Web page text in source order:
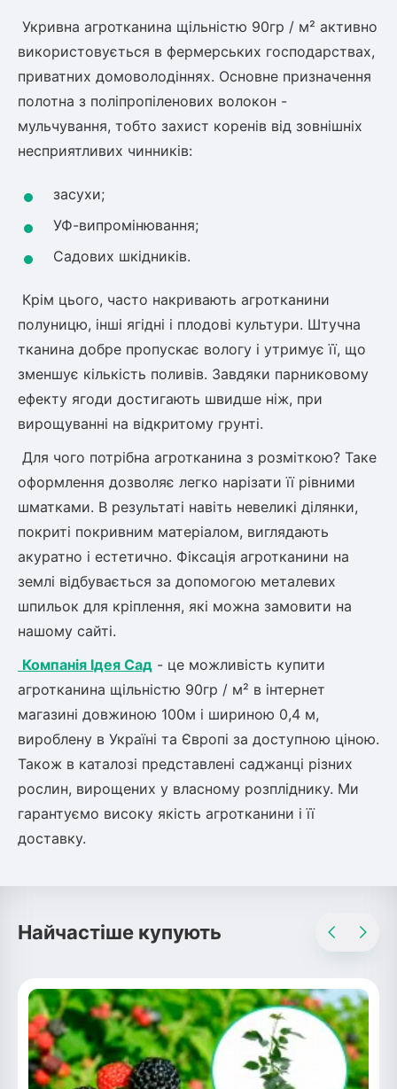
Оливкове Дерево
Мирт
Мушмула
Персик
Інжирний персик
Алича
Хурма
Шовковиця
Абрикос
Обліпиха
Кизил
Диплоидная слива
Азіатська груша
Агрус
Виноград
Ірга
Ківі
Тамарикс
Декоративні кущі
Пієріс Японський
Барбарис
Пухироплідник
Спірея
Дерен
Штамбові троянди
Бузок
Жасмин (Чубушник)
Будлея
Лавровишня
Кизильник
Бобовник (Жерновець)
Бузина
Багаторічні рослини
Молодило (Кам'яні троянди)
М'ята
Бамбук
Пряні трави
Очиток (седум)
Вівсяниця
Барвінок
Рослини що в'ються
Клематіс
Сітка затіняюча
Садова техніка
Рубальні машини
Граблі тракторні
Картоплесаджалки
Сажалки для чеснока
Роторні косарки
Навантажувачі
Укривна агротканина щільністю 90гр / м² активно
використовується в фермерських господарствах,
приватних домоволодіннях. Основне призначення
полотна з поліпропіленових волокон -
мульчування, тобто захист коренів від зовнішніх
несприятливих чинників:
засухи;
УФ-випромінювання;
Садових шкідників.
Крім цього, часто накривають агротканини
полуницю, інші ягідні і плодові культури. Штучна
тканина добре пропускає вологу і утримує її, що
зменшує кількість поливів. Завдяки парниковому
ефекту ягоди достигають швидше ніж, при
вирощуванні на відкритому грунті.
Для чого потрібна агротканина з розміткою? Таке
оформлення дозволяє легко нарізати її рівними
шматками. В результаті навіть невеликі ділянки,
покриті покривним матеріалом, виглядають
акуратно і естетично. Фіксація агротканини на
землі відбувається за допомогою металевих
шпильок для кріплення, які можна замовити на
нашому сайті.
Компанія Ідея Сад - це можливість купити
агротканина щільністю 90гр / м² в інтернет
магазині довжиною 100м і шириною 0,4 м,
вироблену в Україні та Європі за доступною ціною.
Також в каталозі представлені саджанці різних
рослин, вирощених у власному розпліднику. Ми
гарантуємо високу якість агротканини і її
доставку.
Найчастіше купують